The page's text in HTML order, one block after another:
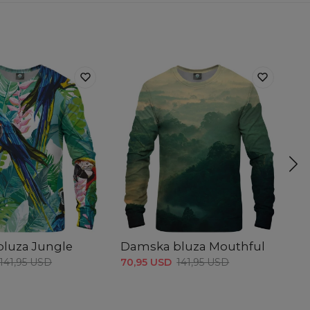
Jungle
141,95 USD
Damska bluza Mouthful
70,95 USD 141,95 USD